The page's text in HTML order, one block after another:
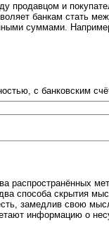
продавцом и
банкам стать
суммами.
с банковским
распространённых
способа скрытия
замедлив свою
информацию о